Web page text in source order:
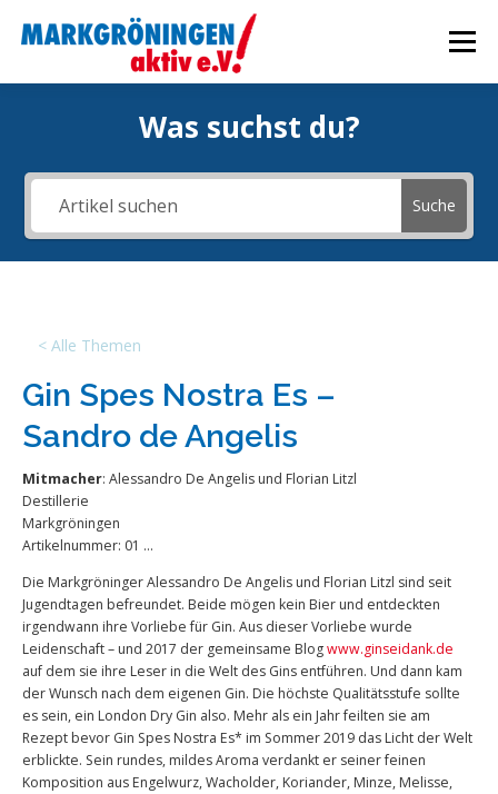
Inhalt
Menü
VERANSTALTUNGEN
WIRTSCHAFTSFÖRDERUNG
Was suchst du?
Suche
< Alle Themen
Gin Spes Nostra Es –
Sandro de Angelis
Mitmacher: Alessandro De Angelis und Florian Litzl
Destillerie
Markgröningen
Artikelnummer: 01 …
Die Markgröninger Alessandro De Angelis und Florian Litzl sind seit
Jugendtagen befreundet. Beide mögen kein Bier und entdeckten
irgendwann ihre Vorliebe für Gin. Aus dieser Vorliebe wurde
Leidenschaft – und 2017 der gemeinsame Blogwww.ginseidank.de
auf dem sie ihre Leser in die Welt des Gins entführen. Und dann kam
der Wunsch nach dem eigenen Gin. Die höchste Qualitätsstufe sollte
es sein, ein London Dry Gin also. Mehr als ein Jahr feilten sie am
Rezept bevor Gin Spes Nostra Es* im Sommer 2019 das Licht der Welt
erblickte. Sein rundes, mildes Aroma verdankt er seiner feinen
Komposition aus Engelwurz, Wacholder, Koriander, Minze, Melisse,